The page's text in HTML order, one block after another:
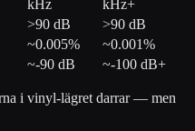
kHz
kHz+
>90 dB
>90 dB
~0.005%
~0.001%
~-90 dB ~-100 dB+
i vinyl-lägret darrar — men